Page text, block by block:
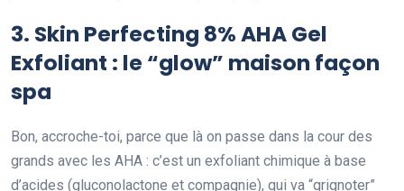
3. Skin Perfecting 8% AHA Gel
Exfoliant : le “glow” maison façon
spa
Bon, accroche-toi, parce que là on passe dans la cour des
grands avec les AHA : c’est un exfoliant chimique à base
d’acides (gluconolactone et compagnie), qui va “grignoter”